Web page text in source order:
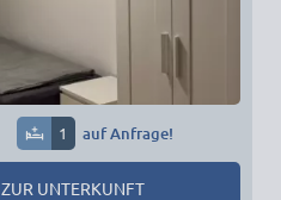
1 auf Anfrage!
ZUR UNTERKUNFT